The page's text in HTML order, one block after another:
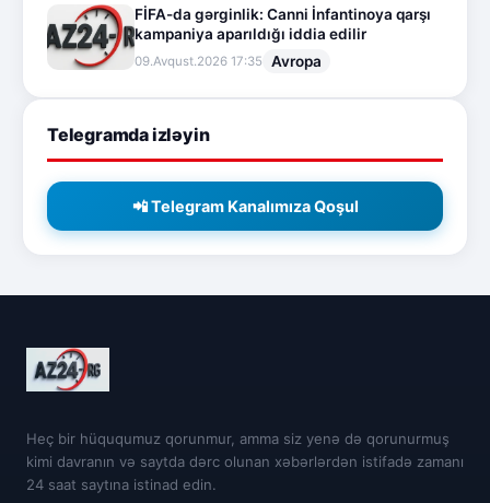
FİFA-da gərginlik: Canni İnfantinoya qarşı
kampaniya aparıldığı iddia edilir
09.Avqust.2026 17:35 Avropa
Telegramda izləyin
📲 Telegram Kanalımıza Qoşul
Heç bir hüququmuz qorunmur, amma siz yenə də qorunurmuş
kimi davranın və saytda dərc olunan xəbərlərdən istifadə zamanı
24 saat saytına istinad edin.